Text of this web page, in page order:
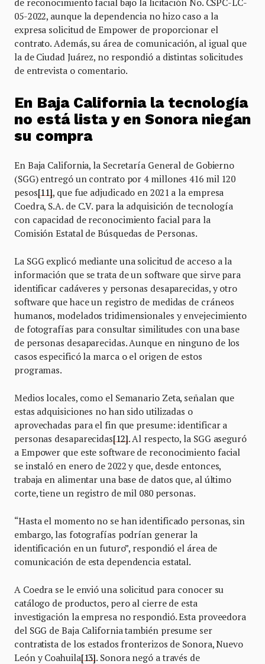
de reconocimiento facial bajo la licitación No. CSPC-LC-
05-2022, aunque la dependencia no hizo caso a la
expresa solicitud de Empower de proporcionar el
contrato. Además, su área de comunicación, al igual que
la de Ciudad Juárez, no respondió a distintas solicitudes
de entrevista o comentario.
En Baja California la tecnología
no está lista y en Sonora niegan
su compra
En Baja California, la Secretaría General de Gobierno
(SGG) entregó un contrato por 4 millones 416 mil 120
pesos[11], que fue adjudicado en 2021 a la empresa
Coedra, S.A. de C.V. para la adquisición de tecnología
con capacidad de reconocimiento facial para la
Comisión Estatal de Búsquedas de Personas.
La SGG explicó mediante una solicitud de acceso a la
información que se trata de un software que sirve para
identificar cadáveres y personas desaparecidas, y otro
software que hace un registro de medidas de cráneos
humanos, modelados tridimensionales y envejecimiento
de fotografías para consultar similitudes con una base
de personas desaparecidas. Aunque en ninguno de los
casos especificó la marca o el origen de estos
programas.
Medios locales, como el Semanario Zeta, señalan que
estas adquisiciones no han sido utilizadas o
aprovechadas para el fin que presume: identificar a
personas desaparecidas[12]. Al respecto, la SGG aseguró
a Empower que este software de reconocimiento facial
se instaló en enero de 2022 y que, desde entonces,
trabaja en alimentar una base de datos que, al último
corte, tiene un registro de mil 080 personas.
“Hasta el momento no se han identificado personas, sin
embargo, las fotografías podrían generar la
identificación en un futuro”, respondió el área de
comunicación de esta dependencia estatal.
A Coedra se le envió una solicitud para conocer su
catálogo de productos, pero al cierre de esta
investigación la empresa no respondió. Esta proveedora
del SGG de Baja California también presume ser
contratista de los estados fronterizos de Sonora, Nuevo
León y Coahuila[13]. Sonora negó a través de